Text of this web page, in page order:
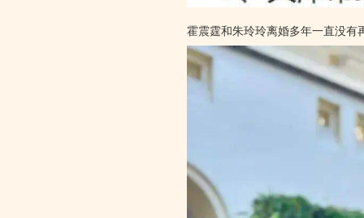
霍震霆和朱玲玲离婚多年一直没有